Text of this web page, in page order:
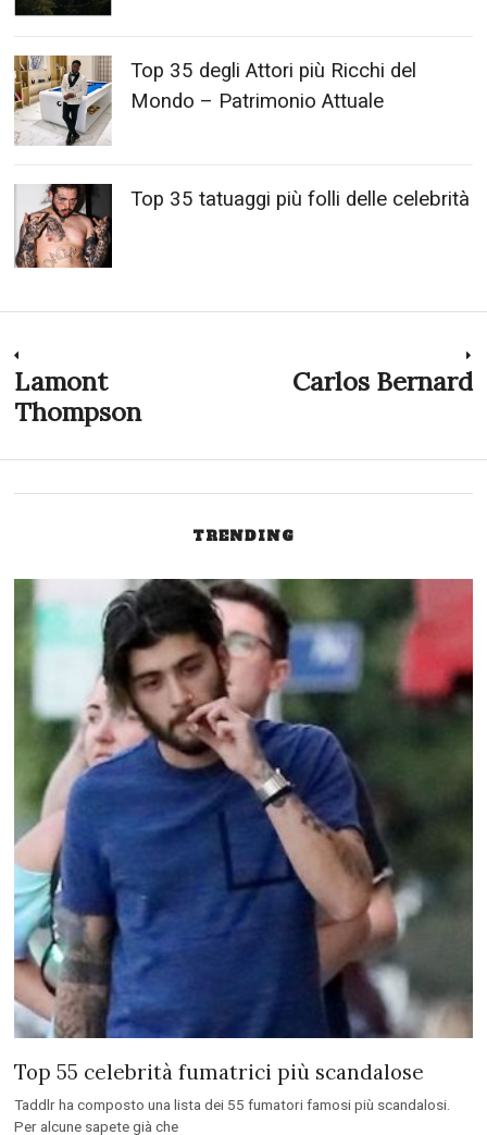
Top 35 degli Attori più Ricchi del
Mondo – Patrimonio Attuale
Top 35 tatuaggi più folli delle celebrità
Navigazione
articoli
Previous
post:
Lamont
Thompson
Carlos Bernard
TRENDING
Top 55 celebrità fumatrici più scandalose
Taddlr ha composto una lista dei 55 fumatori famosi più scandalosi.
Per alcune sapete già che